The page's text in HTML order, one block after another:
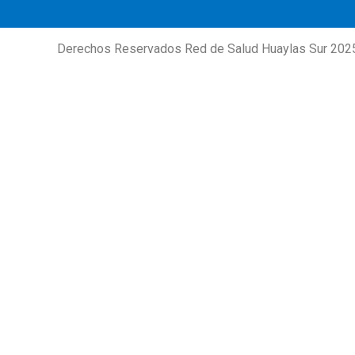
Derechos Reservados Red de Salud Huaylas Sur